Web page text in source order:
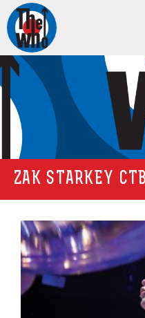
ZAK STARKEY CTB